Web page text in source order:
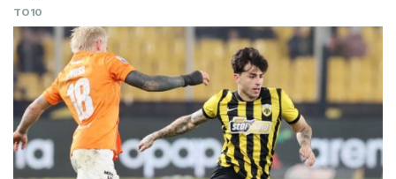
TO10